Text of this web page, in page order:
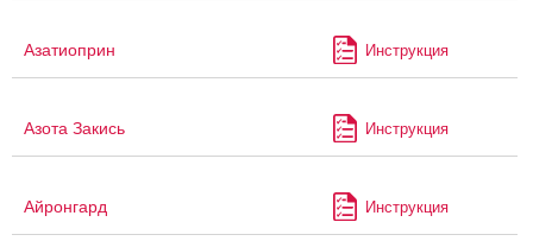
Азатиоприн Инструкция
Азота Закись Инструкция
Айронгард Инструкция